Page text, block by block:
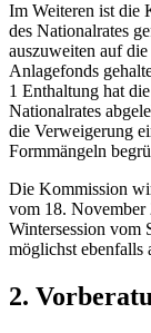
Im Weiteren ist die
des Nationalrates
auszuweiten auf
Anlagefonds
1 Enthaltung hat
Nationalrates
die Verweigerung
Formmängeln
Die Kommission
vom 18. November
Wintersession vom
möglichst ebenfalls
2.